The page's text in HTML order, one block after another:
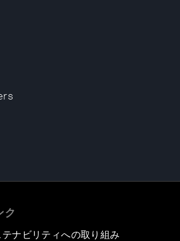
ク
ナビリティへの取り組み